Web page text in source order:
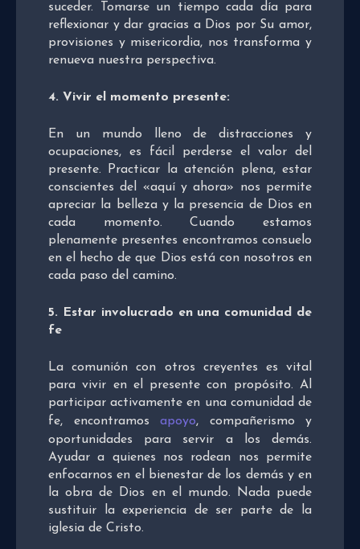
suceder. Tomarse un tiempo cada día para
reflexionar y dar gracias a Dios por Su amor,
provisiones y misericordia, nos transforma y
renueva nuestra perspectiva.
4. Vivir el momento presente:
En un mundo lleno de distracciones y
ocupaciones, es fácil perderse el valor del
presente. Practicar la atención plena, estar
conscientes del «aquí y ahora» nos permite
apreciar la belleza y la presencia de Dios en
cada momento. Cuando estamos
plenamente presentes encontramos consuelo
en el hecho de que Dios está con nosotros en
cada paso del camino.
5. Estar involucrado en una comunidad de
fe
La comunión con otros creyentes es vital
para vivir en el presente con propósito. Al
participar activamente en una comunidad de
fe, encontramos apoyo, compañerismo y
oportunidades para servir a los demás.
Ayudar a quienes nos rodean nos permite
enfocarnos en el bienestar de los demás y en
la obra de Dios en el mundo. Nada puede
sustituir la experiencia de ser parte de la
iglesia de Cristo.